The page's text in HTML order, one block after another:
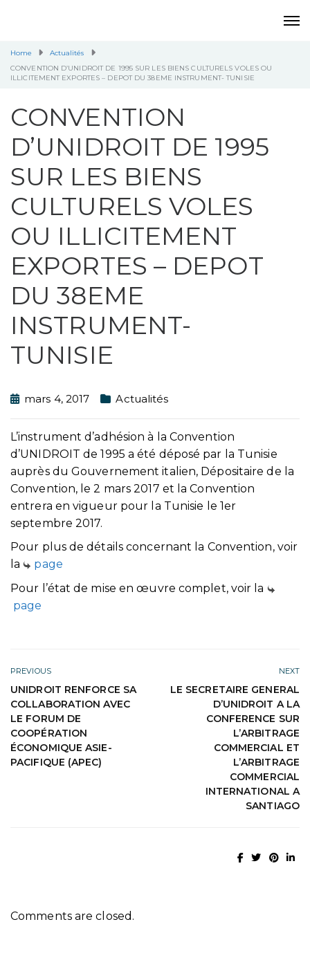
Home
Actualités
CONVENTION D’UNIDROIT DE 1995 SUR LES BIENS CULTURELS VOLES OU
ILLICITEMENT EXPORTES – DEPOT DU 38EME INSTRUMENT- TUNISIE
CONVENTION
D’UNIDROIT DE 1995
SUR LES BIENS
CULTURELS VOLES
OU ILLICITEMENT
EXPORTES – DEPOT
DU 38EME
INSTRUMENT-
TUNISIE
mars 4, 2017 Actualités
L’instrument d’adhésion à la Convention
d’UNIDROIT de 1995 a été déposé par la Tunisie
auprès du Gouvernement italien, Dépositaire de la
Convention, le 2 mars 2017 et la Convention
entrera en vigueur pour la Tunisie le 1er
septembre 2017.
Pour plus de détails concernant la Convention, voir
la
page
Pour l’état de mise en œuvre complet, voir la
page
PREVIOUS
UNIDROIT RENFORCE SA
COLLABORATION AVEC
LE FORUM DE
COOPÉRATION
ÉCONOMIQUE ASIE-
PACIFIQUE (APEC)
NEXT
LE SECRETAIRE GENERAL
D’UNIDROIT A LA
CONFERENCE SUR
L’ARBITRAGE
COMMERCIAL ET
L’ARBITRAGE
COMMERCIAL
INTERNATIONAL A
SANTIAGO
Comments are closed.